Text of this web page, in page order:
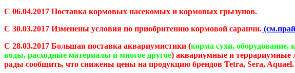
С 06.04.2017 Поставка кормовых насекомых и кормовых грызунов.
С 30.03.2017 Изменены условия по приобритению кормовой саранчи.
С 28.03.2017 Большая поставка аквариумистики (корма сухи,
воды, расходные материалы и многое другое) аквариумные и
рады сообщить, что снижены цены на продукцию брендов Tetra, Sera, Aquael.